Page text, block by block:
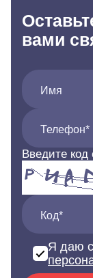
вами
Имя
Телефон*
Введите код
Код*
Я даю